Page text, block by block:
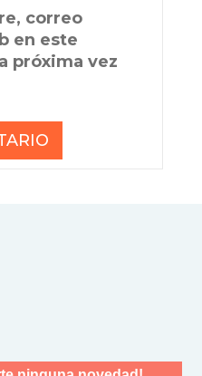
correo
en este
próxima vez